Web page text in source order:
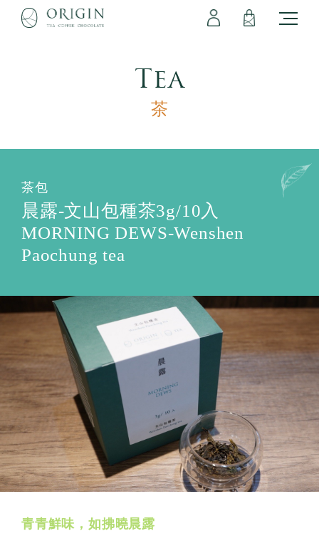
Tea
茶
茶包
晨露-文山包種茶3g/10入
MORNING DEWS-Wenshen
Paochung tea
青青鮮味，如拂曉晨露